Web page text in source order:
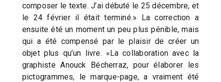
composer le texte. J’ai débuté le 25 décembre, et
le 24 février il était terminé.» La correction a
ensuite été un moment un peu plus pénible, mais
qui a été compensé par le plaisir de créer un
objet plus qu’un livre. «La collaboration avec la
graphiste Anouck Bécherraz, pour élaborer les
pictogrammes, le marque-page, a vraiment été